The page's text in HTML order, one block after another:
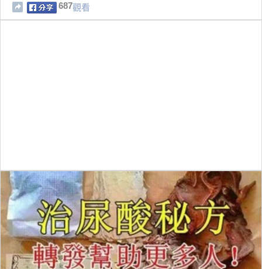
687觀看